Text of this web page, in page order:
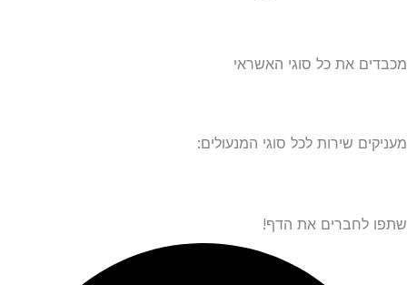
את כל סוגי האשראי
שירות לכל סוגי המנעולים:
לחברים את הדף!